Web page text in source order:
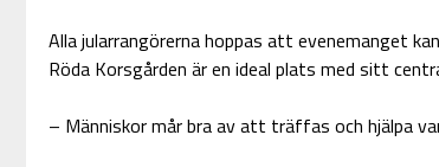
Alla jularrangörerna hoppas att evenemanget
Röda Korsgården är en ideal plats med sitt
– Människor mår bra av att träffas och hjälpa